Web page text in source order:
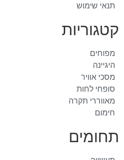
תנאי שימוש
קטגוריות
מפוחים
היגיינה
מסכי אוויר
סופחי לחות
מאווררי תקרה
חימום
תחומים